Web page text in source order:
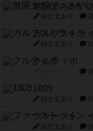
無限まちがい
紹介文あり 2
ガルフストラ
紹介文あり
クルティボ
1809
紹介文あり
ファースト・
紹介文あり